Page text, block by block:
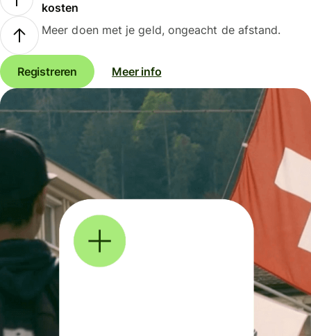
kosten
Meer doen met je geld, ongeacht de afstand.
Registreren Meer info